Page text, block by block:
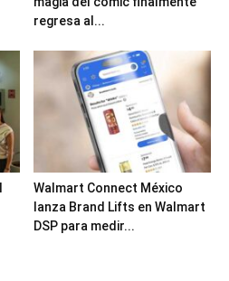
regresa al...
Walmart Connect México
lanza Brand Lifts en Walmart
DSP para medir...